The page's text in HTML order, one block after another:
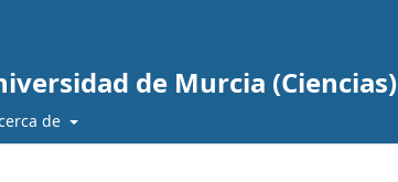
de Murcia (Ciencias)
de